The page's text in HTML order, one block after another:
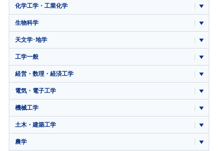
化学工学・工業化学
生物科学
天文学･地学
工学一般
経営・数理・経済工学
電気・電子工学
機械工学
土木・建築工学
農学